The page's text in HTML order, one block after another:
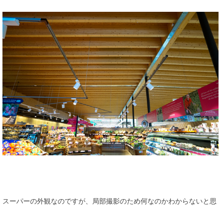
スーパーの外観なのですが、局部撮影のため何なのかわからないと思